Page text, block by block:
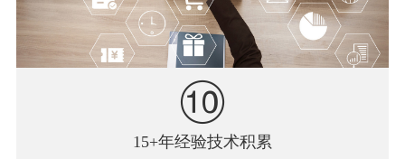
15+年经验技术积累